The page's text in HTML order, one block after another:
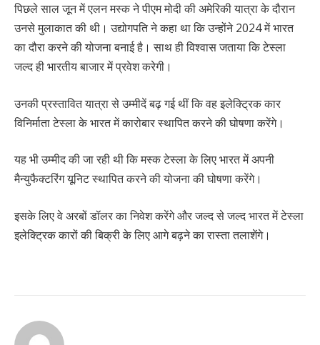
पिछले साल जून में एलन मस्क ने पीएम मोदी की अमेरिकी यात्रा के दौरान
उनसे मुलाकात की थी। उद्योगपति ने कहा था कि उन्होंने 2024 में भारत
का दौरा करने की योजना बनाई है। साथ ही विश्वास जताया कि टेस्ला
जल्द ही भारतीय बाजार में प्रवेश करेगी।
उनकी प्रस्तावित यात्रा से उम्मीदें बढ़ गई थीं कि वह इलेक्ट्रिक कार
विनिर्माता टेस्ला के भारत में कारोबार स्थापित करने की घोषणा करेंगे।
यह भी उम्मीद की जा रही थी कि मस्क टेस्ला के लिए भारत में अपनी
मैन्युफैक्टरिंग यूनिट स्थापित करने की योजना की घोषणा करेंगे।
इसके लिए वे अरबों डॉलर का निवेश करेंगे और जल्द से जल्द भारत में टेस्ला
इलेक्ट्रिक कारों की बिक्री के लिए आगे बढ़ने का रास्ता तलाशेंगे।